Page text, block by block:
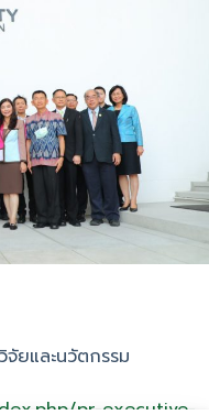
ยและนวัตกรรม
pr-executive-